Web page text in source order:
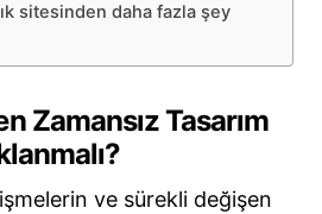
sitesinden daha fazla şey
Zamansız Tasarım
ve sürekli değişen